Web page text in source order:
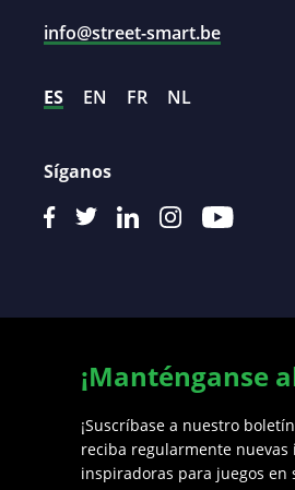
info@street-smart.be
ES EN FR NL
Síganos
¡Manténganse
¡Suscríbase a nuestro
reciba regularmente nuevas
inspiradoras para juegos en